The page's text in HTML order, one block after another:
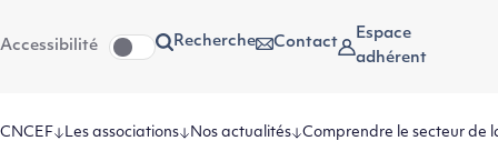
au
contenu
Accessibilité Recherche Contact
Espace
adhérent
CNCEF Les associations Nos actualités Comprendre le secteur de